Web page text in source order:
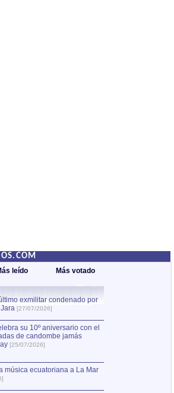
leído Más votado
exmilitar condenado por
[27/07/2026]
su 10º aniversario con el
de candombe jamás
[25/07/2026]
música ecuatoriana a La Mar